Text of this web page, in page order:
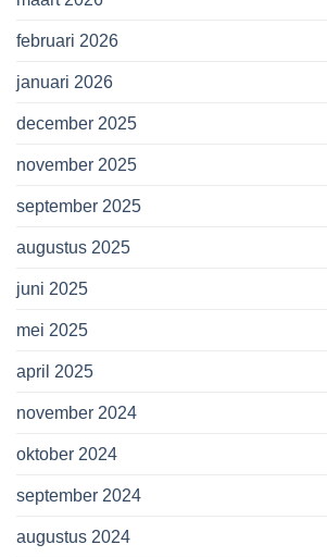
februari 2026
januari 2026
december 2025
november 2025
september 2025
augustus 2025
juni 2025
mei 2025
april 2025
november 2024
oktober 2024
september 2024
augustus 2024